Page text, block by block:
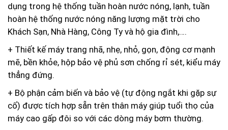
dụng trong hệ thống tuần hoàn nước nóng, lạnh, tuần
hoàn hệ thống nước nóng năng lượng mặt trời cho
Khách Sạn, Nhà Hàng, Công Ty và hộ gia đình,….
+ Thiết kế máy trang nhã, nhẹ, nhỏ, gọn, động cơ mạnh
mẽ, bền khỏe, hộp bảo vệ phủ sơn chống rỉ sét, kiểu máy
thẳng đứng.
+ Bộ phận cảm biến và bảo vệ (tự động ngắt khi gặp sự
cố) được tích hợp sẵn trên thân máy giúp tuổi thọ của
máy cao gấp đôi so với các dòng máy bơm thường.